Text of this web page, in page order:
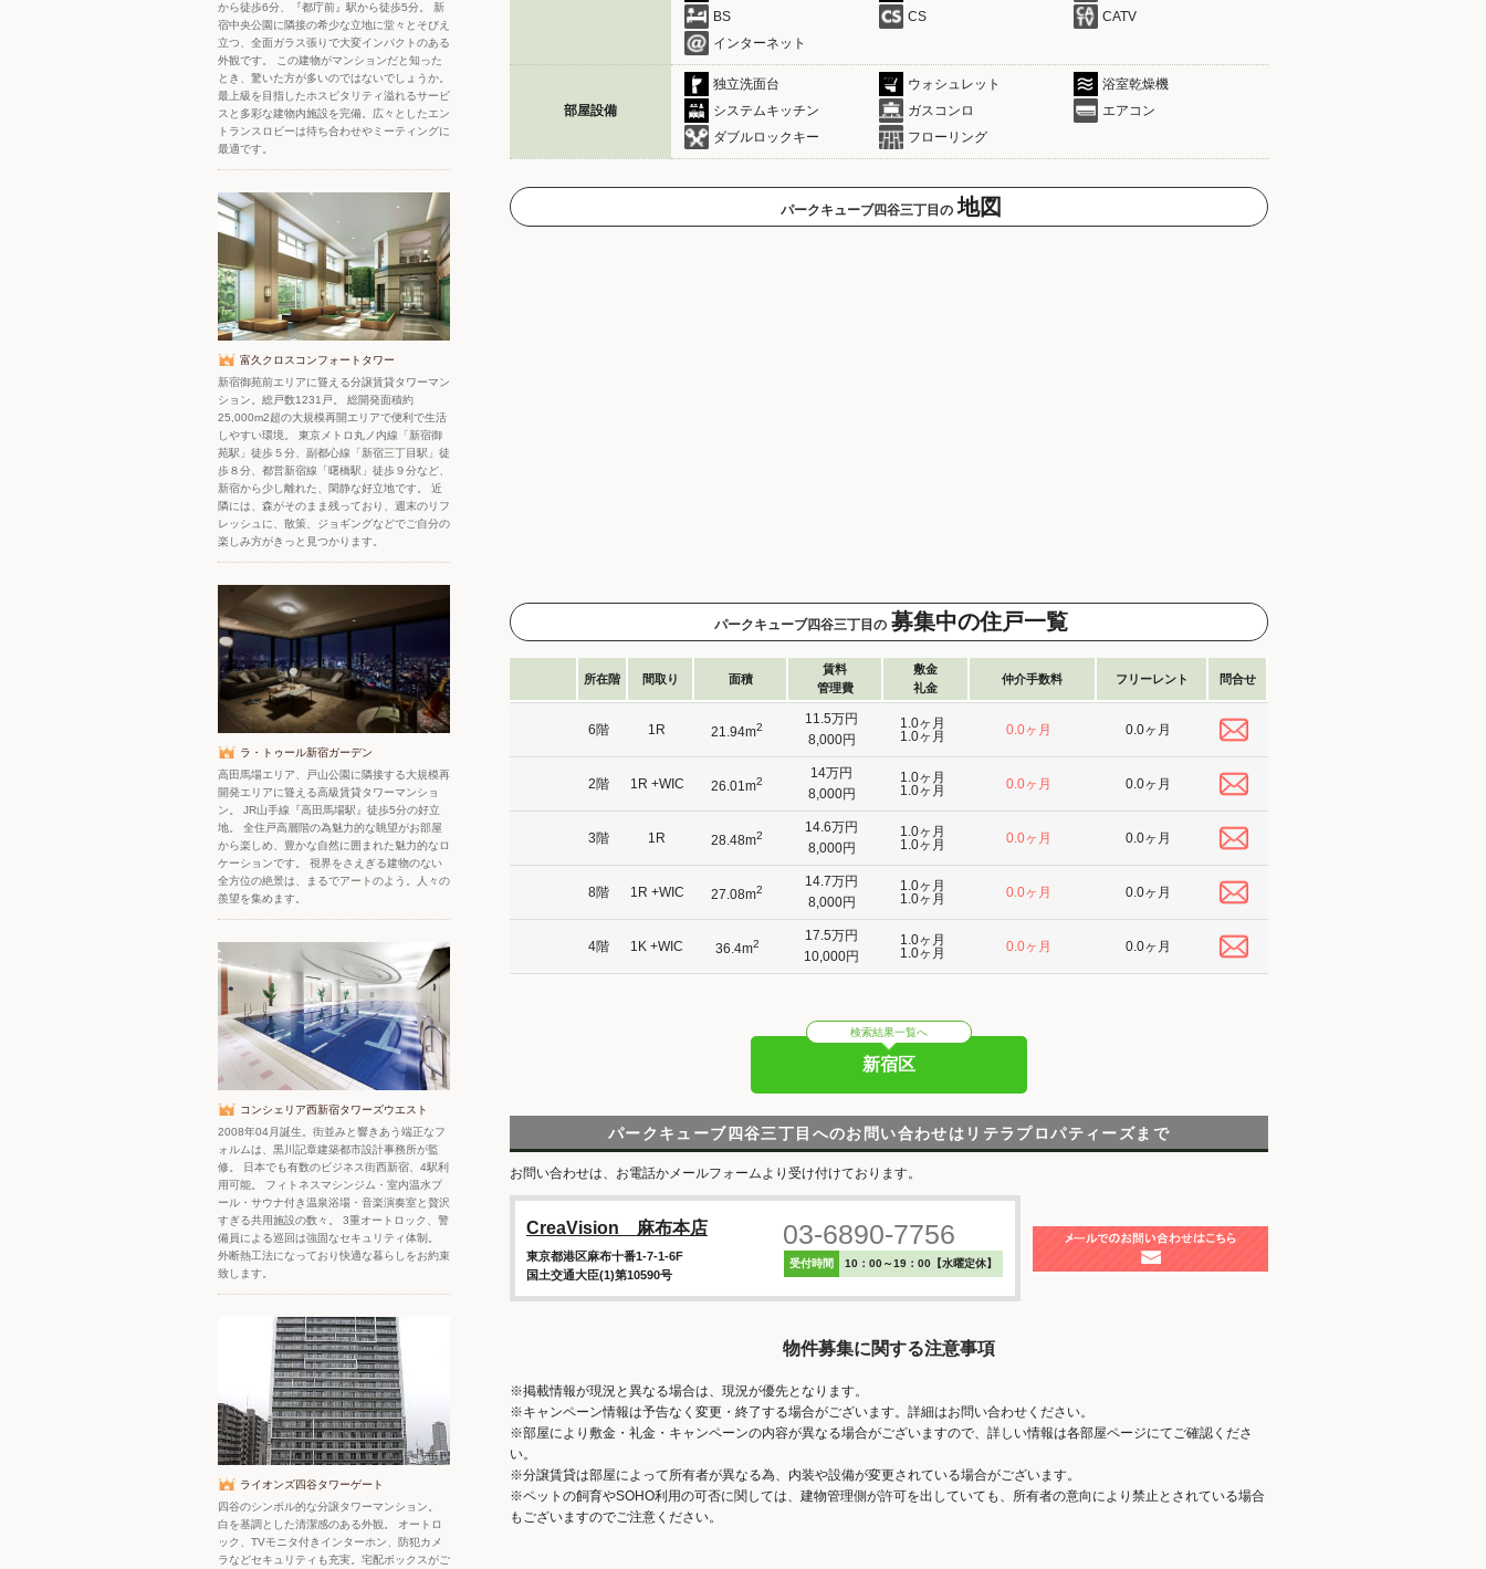
BS
CS
CATV
インターネット
部屋設備
独立洗面台 ウォシュレット
浴室乾燥機
システムキッチン
ガスコンロ
エアコン
ダブルロックキー
フローリング
パークキューブ四谷三丁目の 地図
パークキューブ四谷三丁目の 募集中の住戸一覧
所在階 間取り 面積
賃料
管理費
敷金
礼金
仲介手数料 フリーレント 問合せ
11.5万円
8,000円
1.0ヶ月
1.0ヶ月
0.0ヶ月 0.0ヶ月
6階 1R 21.94m2
14万円
8,000円
1.0ヶ月
1.0ヶ月
0.0ヶ月 0.0ヶ月
2階 1R +WIC 26.01m2
14.6万円
8,000円
1.0ヶ月
1.0ヶ月
0.0ヶ月 0.0ヶ月
3階 1R 28.48m2
14.7万円
8,000円
1.0ヶ月
1.0ヶ月
0.0ヶ月 0.0ヶ月
8階 1R +WIC 27.08m2
17.5万円
10,000円
1.0ヶ月
1.0ヶ月
0.0ヶ月 0.0ヶ月
4階 1K +WIC 36.4m2
検索結果一覧へ
新宿区
パークキューブ四谷三丁目へのお問い合わせはリテラプロパティーズまで
お問い合わせは、お電話かメールフォームより受け付けております。
CreaVision 麻布本店
東京都港区麻布十番1-7-1-6F
国土交通大臣(1)第10590号
03-6890-7756
受付時間 10：00～19：00【水曜定休】
物件募集に関する注意事項
※掲載情報が現況と異なる場合は、現況が優先となります。
※キャンペーン情報は予告なく変更・終了する場合がございます。詳細はお問い合わせください。
※部屋により敷金・礼金・キャンペーンの内容が異なる場合がございますので、詳しい情報は各部屋ページにてご確認くださ
い。
※分譲賃貸は部屋によって所有者が異なる為、内装や設備が変更されている場合がございます。
※ペットの飼育やSOHO利用の可否に関しては、建物管理側が許可を出していても、所有者の意向により禁止とされている場合
もございますのでご注意ください。
から徒歩6分、『都庁前』駅から徒歩5分。 新
宿中央公園に隣接の希少な立地に堂々とそびえ
立つ、全面ガラス張りで大変インパクトのある
外観です。 この建物がマンションだと知った
とき、驚いた方が多いのではないでしょうか。
最上級を目指したホスピタリティ溢れるサービ
スと多彩な建物内施設を完備。広々としたエン
トランスロビーは待ち合わせやミーティングに
最適です。
富久クロスコンフォートタワー
新宿御苑前エリアに聳える分譲賃貸タワーマン
ション。総戸数1231戸。 総開発面積約
25,000m2超の大規模再開エリアで便利で生活
しやすい環境。 東京メトロ丸ノ内線「新宿御
苑駅」徒歩５分、副都心線「新宿三丁目駅」徒
歩８分、都営新宿線「曙橋駅」徒歩９分など、
新宿から少し離れた、閑静な好立地です。 近
隣には、森がそのまま残っており、週末のリフ
レッシュに、散策、ジョギングなどでご自分の
楽しみ方がきっと見つかります。
ラ・トゥール新宿ガーデン
高田馬場エリア、戸山公園に隣接する大規模再
開発エリアに聳える高級賃貸タワーマンショ
ン。 JR山手線『高田馬場駅』徒歩5分の好立
地。 全住戸高層階の為魅力的な眺望がお部屋
から楽しめ、豊かな自然に囲まれた魅力的なロ
ケーションです。 視界をさえぎる建物のない
全方位の絶景は、まるでアートのよう。人々の
羨望を集めます。
コンシェリア西新宿タワーズウエスト
2008年04月誕生。街並みと響きあう端正なフ
ォルムは、黒川記章建築都市設計事務所が監
修。 日本でも有数のビジネス街西新宿、4駅利
用可能。 フィトネスマシンジム・室内温水プ
ール・サウナ付き温泉浴場・音楽演奏室と贅沢
すぎる共用施設の数々。 3重オートロック、警
備員による巡回は強固なセキュリティ体制。
外断熱工法になっており快適な暮らしをお約束
致します。
ライオンズ四谷タワーゲート
四谷のシンボル的な分譲タワーマンション。
白を基調とした清潔感のある外観。 オートロ
ック、TVモニタ付きインターホン、防犯カメ
ラなどセキュリティも充実。宅配ボックスがご